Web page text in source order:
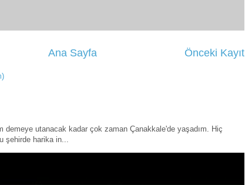
Önceki Kayıt
Ana Sayfa
demeye utanacak kadar çok zaman Çanakkale'de yaşadım. Hiç
şehirde harika in...